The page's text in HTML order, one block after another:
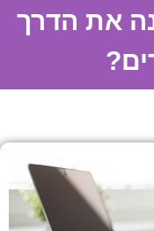
את הדרך